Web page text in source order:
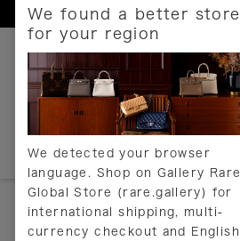
We found a better store
for your region
We detected your browser
language. Shop on Gallery Rare
Global Store (rare.gallery) for
international shipping, multi-
currency checkout and English
お支払いについて
配送について
送料について
返品について
ヘルプ